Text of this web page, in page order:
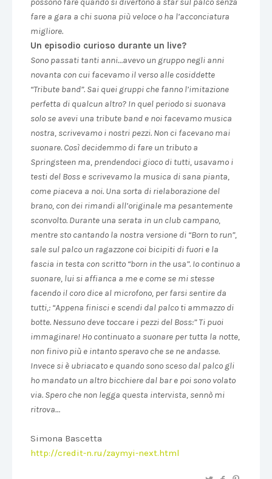
fare a gara a chi suona più veloce o ha l’acconciatura
migliore.
Un episodio curioso durante un live?
Sono passati tanti anni…avevo un gruppo negli anni
novanta con cui facevamo il verso alle cosiddette
“Tribute band”. Sai quei gruppi che fanno l’imitazione
perfetta di qualcun altro? In quel periodo si suonava
solo se avevi una tribute band e noi facevamo musica
nostra, scrivevamo i nostri pezzi. Non ci facevano mai
suonare. Così decidemmo di fare un tributo a
Springsteen ma, prendendoci gioco di tutti, usavamo i
testi del Boss e scrivevamo la musica di sana pianta,
come piaceva a noi. Una sorta di rielaborazione del
brano, con dei rimandi all’originale ma pesantemente
sconvolto. Durante una serata in un club campano,
mentre sto cantando la nostra versione di “Born to run”,
sale sul palco un ragazzone coi bicipiti di fuori e la
fascia in testa con scritto “born in the usa”. Io continuo a
suonare, lui si affianca a me e come se mi stesse
facendo il coro dice al microfono, per farsi sentire da
tutti,: “Appena finisci e scendi dal palco ti ammazzo di
botte. Nessuno deve toccare i pezzi del Boss:” Ti puoi
immaginare! Ho continuato a suonare per tutta la notte,
non finivo più e intanto speravo che se ne andasse.
Invece si è ubriacato e quando sono sceso dal palco gli
ho mandato un altro bicchiere dal bar e poi sono volato
via. Spero che non legga questa intervista, sennò mi
ritrova…
Simona Bascetta
http://credit-n.ru/zaymyi-next.html